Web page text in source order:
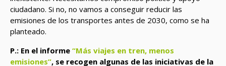
ciudadano. Si no, no vamos a conseguir reducir las
emisiones de los transportes antes de 2030, como se ha
planteado.
P.: En el informe “Más viajes en tren, menos
emisiones”, se recogen algunas de las iniciativas de la